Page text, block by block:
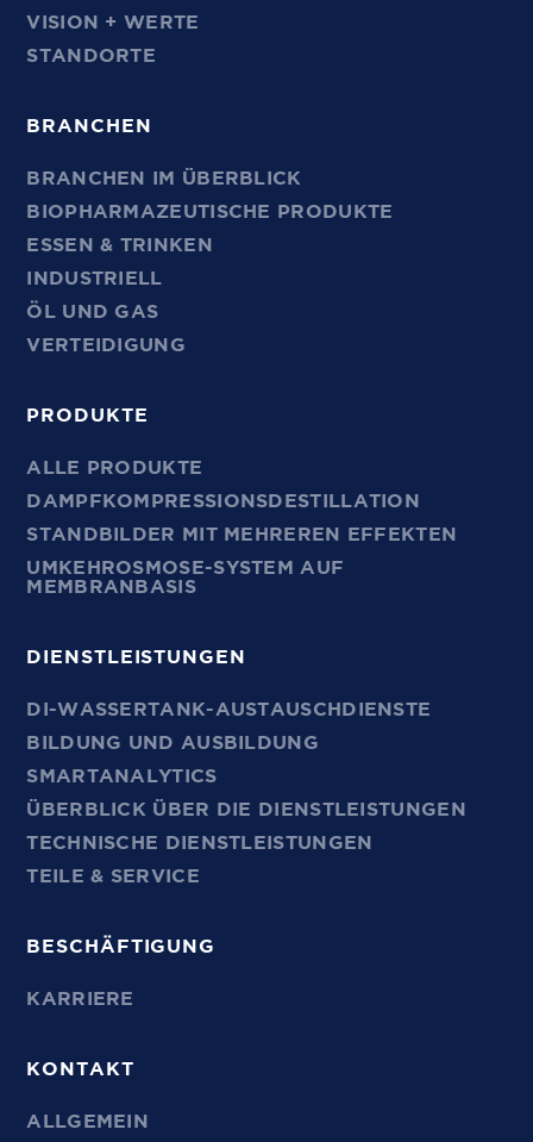
VISION + WERTE
STANDORTE
BRANCHEN
BRANCHEN IM ÜBERBLICK
BIOPHARMAZEUTISCHE PRODUKTE
ESSEN & TRINKEN
INDUSTRIELL
ÖL UND GAS
VERTEIDIGUNG
PRODUKTE
ALLE PRODUKTE
DAMPFKOMPRESSIONSDESTILLATION
STANDBILDER MIT MEHREREN EFFEKTEN
UMKEHROSMOSE-SYSTEM AUF
MEMBRANBASIS
DIENSTLEISTUNGEN
DI-WASSERTANK-AUSTAUSCHDIENSTE
BILDUNG UND AUSBILDUNG
SMARTANALYTICS
ÜBERBLICK ÜBER DIE DIENSTLEISTUNGEN
TECHNISCHE DIENSTLEISTUNGEN
TEILE & SERVICE
BESCHÄFTIGUNG
KARRIERE
KONTAKT
ALLGEMEIN